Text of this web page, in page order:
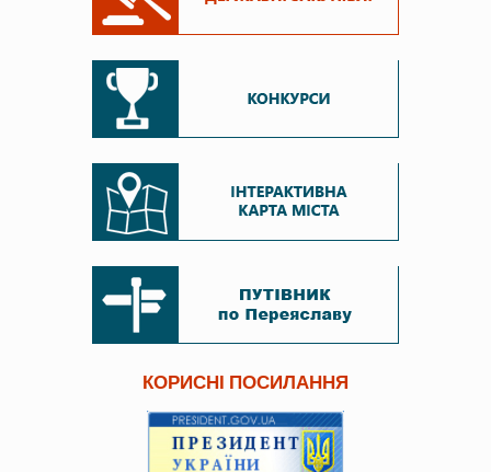
КОРИСНІ ПОСИЛАННЯ